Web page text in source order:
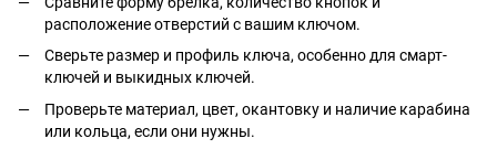
расположение отверстий с вашим ключом.
Сверьте размер и профиль ключа, особенно для смарт-
ключей и выкидных ключей.
Проверьте материал, цвет, окантовку и наличие карабина
или кольца, если они нужны.